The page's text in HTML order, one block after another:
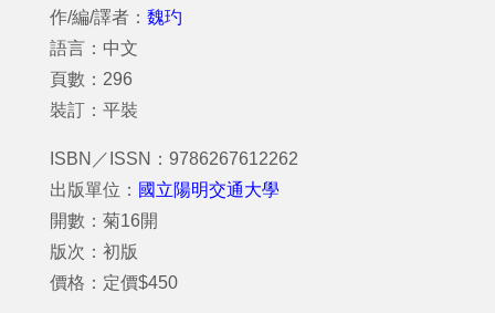
作/編/譯者： 魏玓
語言：中文
頁數：296
裝訂：平裝
ISBN／ISSN：9786267612262
出版單位： 國立陽明交通大學
開數：菊16開
版次：初版
價格：定價$450